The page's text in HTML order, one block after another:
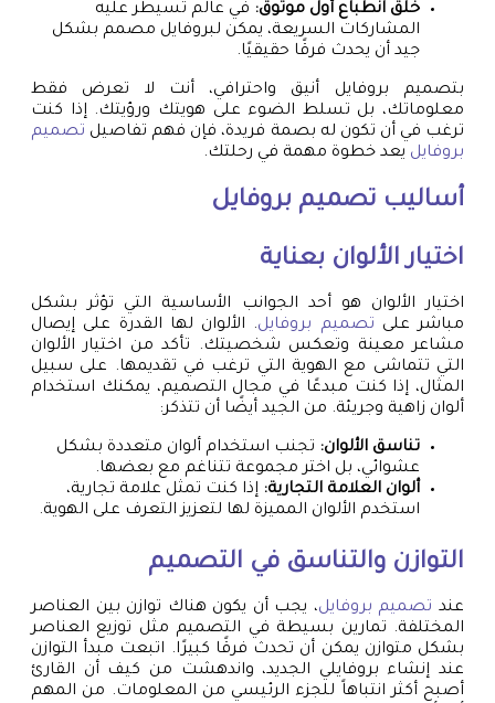
خلق انطباع أول موثوق: في عالم تسيطر عليه
المشاركات السريعة، يمكن لبروفايل مصمم بشكل
جيد أن يحدث فرقًا حقيقيًا.
بتصميم بروفايل أنيق واحترافي، أنت لا تعرض فقط
معلوماتك، بل تسلط الضوء على هويتك ورؤيتك. إذا كنت
ترغب في أن تكون له بصمة فريدة، فإن فهم تفاصيل تصميم
بروفايل يعد خطوة مهمة في رحلتك.
أساليب تصميم بروفايل
اختيار الألوان بعناية
اختيار الألوان هو أحد الجوانب الأساسية التي تؤثر بشكل
مباشر على تصميم بروفايل. الألوان لها القدرة على إيصال
مشاعر معينة وتعكس شخصيتك. تأكد من اختيار الألوان
التي تتماشى مع الهوية التي ترغب في تقديمها. على سبيل
المثال، إذا كنت مبدعًا في مجال التصميم، يمكنك استخدام
ألوان زاهية وجريئة. من الجيد أيضًا أن تتذكر:
تناسق الألوان: تجنب استخدام ألوان متعددة بشكل
عشوائي، بل اختر مجموعة تتناغم مع بعضها.
ألوان العلامة التجارية: إذا كنت تمثل علامة تجارية،
استخدم الألوان المميزة لها لتعزيز التعرف على الهوية.
التوازن والتناسق في التصميم
عند تصميم بروفايل، يجب أن يكون هناك توازن بين العناصر
المختلفة. تمارين بسيطة في التصميم مثل توزيع العناصر
بشكل متوازن يمكن أن تحدث فرقًا كبيرًا. اتبعت مبدأ التوازن
عند إنشاء بروفايلي الجديد، واندهشت من كيف أن القارئ
أصبح أكثر انتباهاً للجزء الرئيسي من المعلومات. من المهم